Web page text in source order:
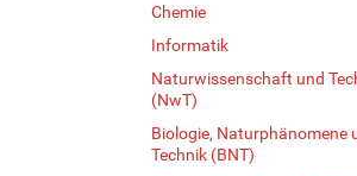
Chemie
Informatik
Naturwissenschaft und
(NwT)
Biologie, Naturphänomene
Technik (BNT)